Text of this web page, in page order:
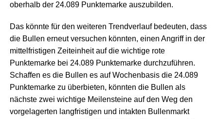
oberhalb der 24.089 Punktemarke auszubilden.
Das könnte für den weiteren Trendverlauf bedeuten, dass
die Bullen erneut versuchen könnten, einen Angriff in der
mittelfristigen Zeiteinheit auf die wichtige rote
Punktemarke bei 24.089 Punktemarke durchzuführen.
Schaffen es die Bullen es auf Wochenbasis die 24.089
Punktemarke zu überbieten, könnten die Bullen als
nächste zwei wichtige Meilensteine auf den Weg den
vorgelagerten langfristigen und intakten Bullenmarkt